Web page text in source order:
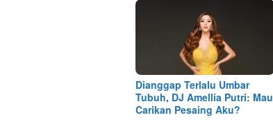
Dianggap Terlalu Umbar
Tubuh, DJ Amellia Putri: Mau
Carikan Pesaing Aku?